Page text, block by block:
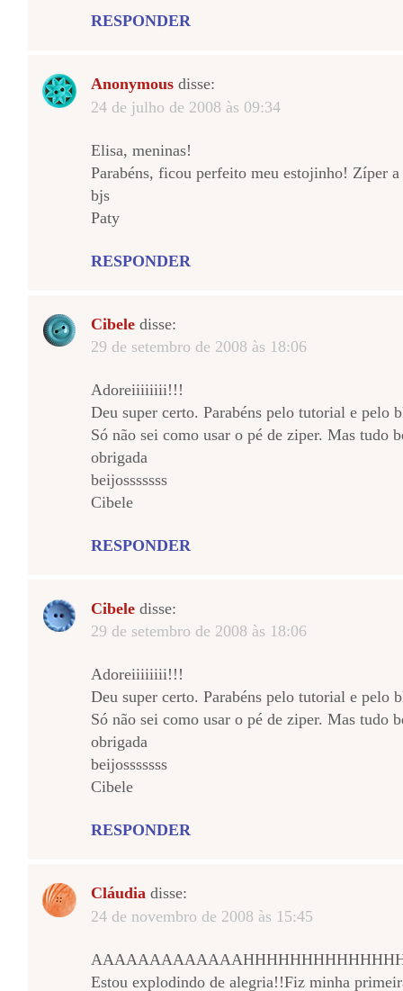
RESPONDER
Anonymous disse:
24 de julho de 2008 às 09:34
Elisa, meninas!
Parabéns, ficou perfeito meu estojinho! Zíper a
bjs
Paty
RESPONDER
Cibele disse:
29 de setembro de 2008 às 18:06
Adoreiiiiiiii!!!
Deu super certo. Parabéns pelo tutorial e pelo
Só não sei como usar o pé de ziper. Mas tudo
obrigada
beijosssssss
Cibele
RESPONDER
Cibele disse:
29 de setembro de 2008 às 18:06
Adoreiiiiiiii!!!
Deu super certo. Parabéns pelo tutorial e pelo
Só não sei como usar o pé de ziper. Mas tudo
obrigada
beijosssssss
Cibele
RESPONDER
Cláudia disse:
24 de novembro de 2008 às 15:45
Estou explodindo de alegria!!Fiz minha